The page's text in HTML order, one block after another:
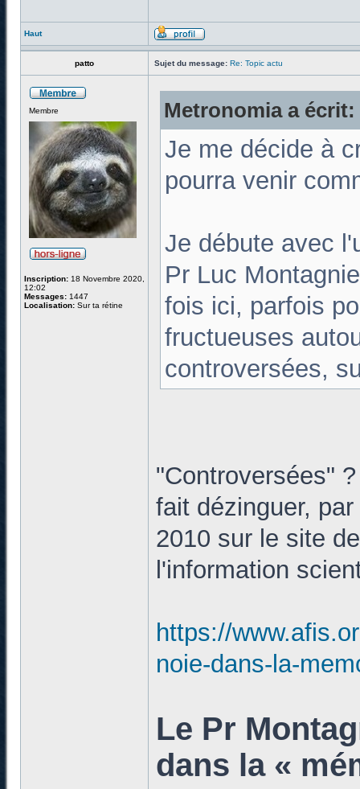
Haut
patto Sujet du message: Re: Topic actu
Membre
Inscription: 18 Novembre 2020,
12:02
Messages: 1447
Localisation: Sur ta rétine
Metronomia a écrit:
Je me décide à
pourra venir
Je débute avec
Pr Luc
fois ici, parfois
fructueuses
controversées,
"Controversées"
fait dézinguer,
2010 sur le site
l'information
https://
noie-dans-la-
Le Pr
dans la «